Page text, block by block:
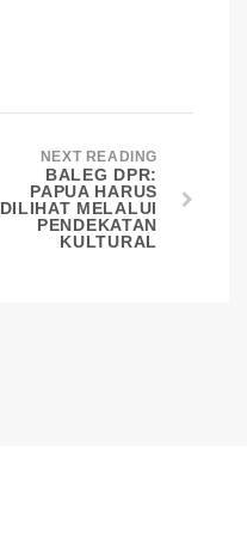
NEXT READING
BALEG DPR:
PAPUA HARUS
DILIHAT MELALUI
PENDEKATAN
KULTURAL